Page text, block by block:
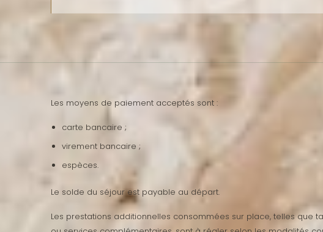
Les moyens de paiement acceptés sont :
carte bancaire ;
virement bancaire ;
espèces.
Le solde du séjour est payable au départ.
Les prestations additionnelles consommées sur place, telles que